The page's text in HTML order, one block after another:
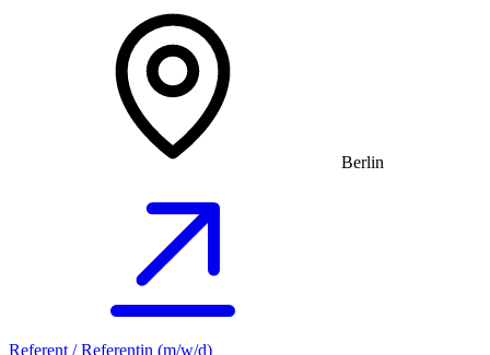
Berlin
Referent / Referentin (m/w/d)